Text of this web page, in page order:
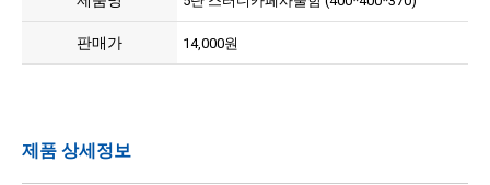
판매가 14,000원
제품 상세정보